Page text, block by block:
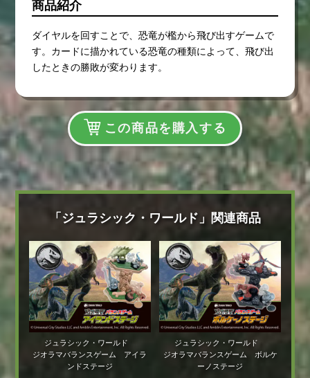
商品紹介
ダイヤルを回すことで、恐竜が檻から飛び出すゲームで
す。カードに描かれている恐竜の種類によって、飛び出
したときの勝敗が変わります。
この商品を購入する
「ジュラシック・ワールド」関連商品
ジュラシック・ワールド
ジオラマバランスゲーム アイラ
ンドステージ
ジュラシック・ワールド
ジオラマバランスゲーム ボルケ
ーノステージ